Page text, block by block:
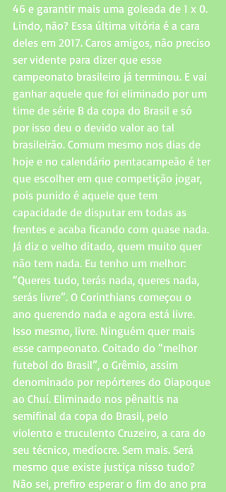
46 e garantir mais uma goleada de 1 x 0.
Lindo, não? Essa última vitória é a cara
deles em 2017. Caros amigos, não preciso
ser vidente para dizer que esse
campeonato brasileiro já terminou. E vai
ganhar aquele que foi eliminado por um
time de série B da copa do Brasil e só
por isso deu o devido valor ao tal
brasileirão. Comum mesmo nos dias de
hoje e no calendário pentacampeão é ter
que escolher em que competição jogar,
pois punido é aquele que tem
capacidade de disputar em todas as
frentes e acaba ficando com quase nada.
Já diz o velho ditado, quem muito quer
não tem nada. Eu tenho um melhor:
“Queres tudo, terás nada, queres nada,
serás livre”. O Corinthians começou o
ano querendo nada e agora está livre.
Isso mesmo, livre. Ninguém quer mais
esse campeonato. Coitado do “melhor
futebol do Brasil”, o Grêmio, assim
denominado por repórteres do Oiapoque
ao Chuí. Eliminado nos pênaltis na
semifinal da copa do Brasil, pelo
violento e truculento Cruzeiro, a cara do
seu técnico, medíocre. Sem mais. Será
mesmo que existe justiça nisso tudo?
Não sei, prefiro esperar o fim do ano pra